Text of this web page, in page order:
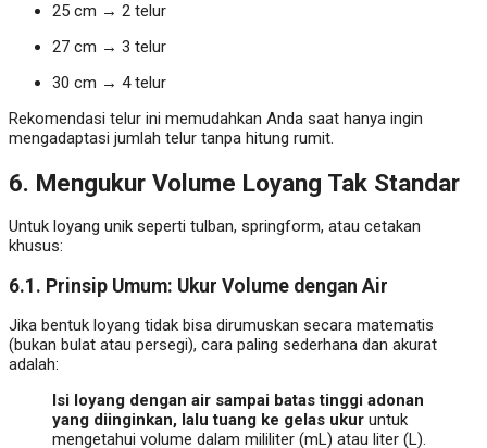
25 cm → 2 telur
27 cm → 3 telur
30 cm → 4 telur
Rekomendasi telur ini memudahkan Anda saat hanya ingin
mengadaptasi jumlah telur tanpa hitung rumit.
6. Mengukur Volume Loyang Tak Standar
Untuk loyang unik seperti tulban, springform, atau cetakan
khusus:
6.1. Prinsip Umum: Ukur Volume dengan Air
Jika bentuk loyang tidak bisa dirumuskan secara matematis
(bukan bulat atau persegi), cara paling sederhana dan akurat
adalah:
Isi loyang dengan air sampai batas tinggi adonan
yang diinginkan, lalu tuang ke gelas ukur untuk
mengetahui volume dalam mililiter (mL) atau liter (L).